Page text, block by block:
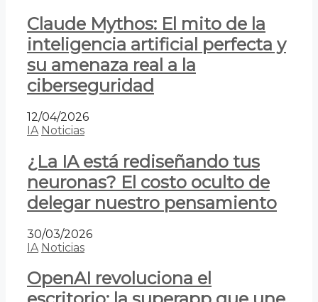
Claude Mythos: El mito de la
inteligencia artificial perfecta y
su amenaza real a la
ciberseguridad
12/04/2026
IA Noticias
¿La IA está rediseñando tus
neuronas? El costo oculto de
delegar nuestro pensamiento
30/03/2026
IA Noticias
OpenAI revoluciona el